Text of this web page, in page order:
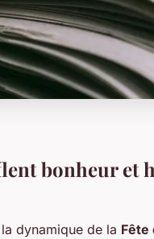
bonheur et
dynamique de la Fête